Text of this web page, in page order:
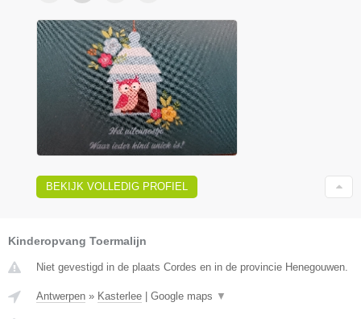
BEKIJK VOLLEDIG PROFIEL
Kinderopvang Toermalijn
Niet gevestigd in de plaats Cordes en in de provincie Henegouwen.
Antwerpen » Kasterlee Google maps ▼